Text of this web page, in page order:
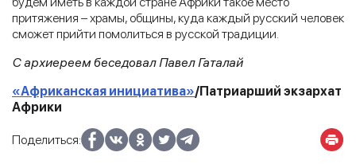
притяжения – храмы, общины, куда каждый русский человек
сможет прийти помолиться в русской традиции.
С архиереем беседовал Павел Гаталай
«Африканская инициатива»/Патриарший экзархат
Африки
Поделиться: